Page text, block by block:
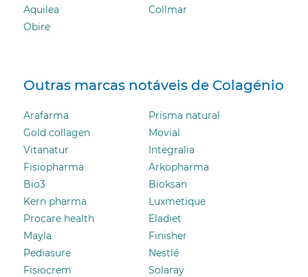
Aquilea
Collmar
Obire
Outras marcas notáveis ​​de Colagénio
Arafarma
Prisma natural
Gold collagen
Movial
Vitanatur
Integralia
Fisiopharma
Arkopharma
Bio3
Bioksan
Kern pharma
Luxmetique
Procare health
Eladiet
Mayla
Finisher
Pediasure
Nestlé
Fisiocrem
Solaray